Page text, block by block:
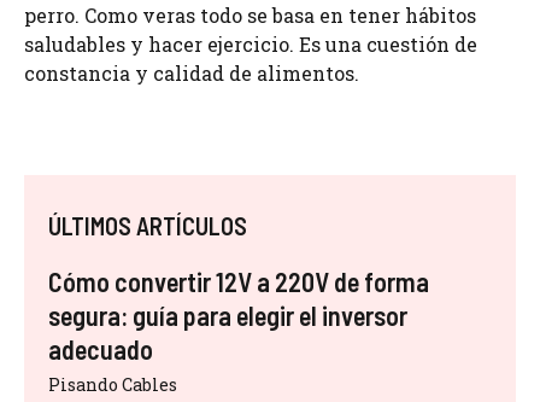
perro. Como veras todo se basa en tener hábitos
saludables y hacer ejercicio. Es una cuestión de
constancia y calidad de alimentos.
ÚLTIMOS ARTÍCULOS
Cómo convertir 12V a 220V de forma
segura: guía para elegir el inversor
adecuado
Pisando Cables